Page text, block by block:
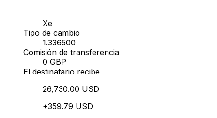
Xe
Tipo de cambio
1.336500
Comisión de transferencia
0 GBP
El destinatario recibe
26,730.00 USD
+359.79 USD